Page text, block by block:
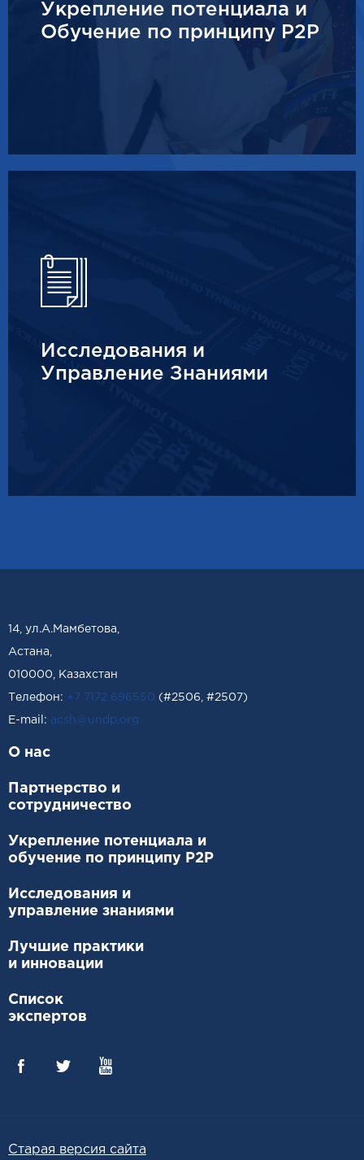
Укрепление потенциала и
Обучение по принципу P2P
Исследования и
Управление Знаниями
14, ул.А.Мамбетова,
Астана,
010000, Казахстан
Телефон: +7 7172 696550 (#2506, #2507)
Е-mail: acsh@undp.org
О нас
Партнерство и
сотрудничество
Укрепление потенциала и
обучение по принципу P2P
Исследования и
управление знаниями
Лучшие практики
и инновации
Список
экспертов
Старая версия сайта